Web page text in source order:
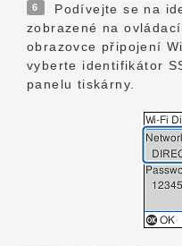
6
Podívejte se na
zobrazené na
obrazovce připojení
vyberte identifikátor
panelu tiskárny.